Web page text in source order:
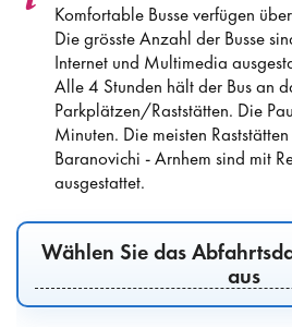
Komfortable Busse verfügen
Die grösste Anzahl der Busse
Internet und Multimedia
Alle 4 Stunden hält der Bus an
Parkplätzen/Raststätten. Die
Minuten. Die meisten
Baranovichi - Arnhem sind mit
ausgestattet.
Wählen Sie das
aus